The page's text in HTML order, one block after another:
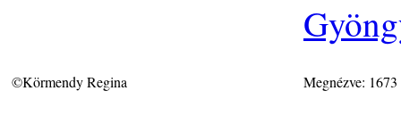
©Körmendy Regina Megnézve: